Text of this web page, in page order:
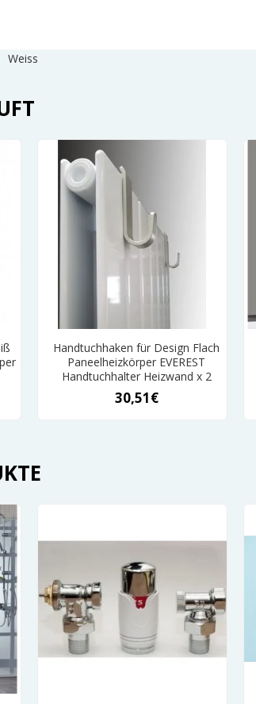
Weiss
Handtuchhaken für Design Flach
Paneelheizkörper EVEREST
Handtuchhalter Heizwand x 2
30,51€